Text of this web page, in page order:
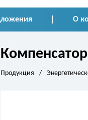
О
Продукция /